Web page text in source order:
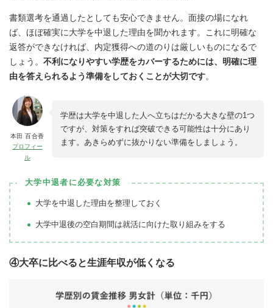
書類選考を通過したとしても安心できません。面接の場になれ
ば、ほぼ確実に大学を中退した理由を聞かれます。これに明確な
返答ができなければ、内定獲得への道のりは厳しいものになるで
しょう。 不利になりやすい学歴をカバーするためには、明確に理
由を答えられるよう準備をしておくことが大切です。
本田 百合香
プロフィー
ル
学歴は大学を中退した人へ立ちはだかる大きな壁の1つ
ですが、対策をすれば突破できる可能性は十分にあり
ます。あきらめずに抜かりない準備をしましょう。
大学中退者に必要な対策
大学を中退した理由を整理しておく
大学中退後の空白期間は就活に向けた取り組みをする
④大卒に比べると生涯年収が低くなる